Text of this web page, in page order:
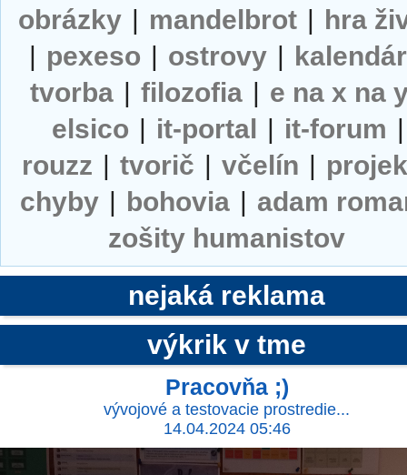
obrázky | mandelbrot | hra
| pexeso | ostrovy | kalendár
tvorba | filozofia | e na x na
elsico | it-portal | it-forum |
rouzz | tvorič | včelín |
chyby | bohovia | adam
zošity humanistov
nejaká reklama
výkrik v tme
Pracovňa ;)
vývojové a testovacie prostredie...
14.04.2024 05:46